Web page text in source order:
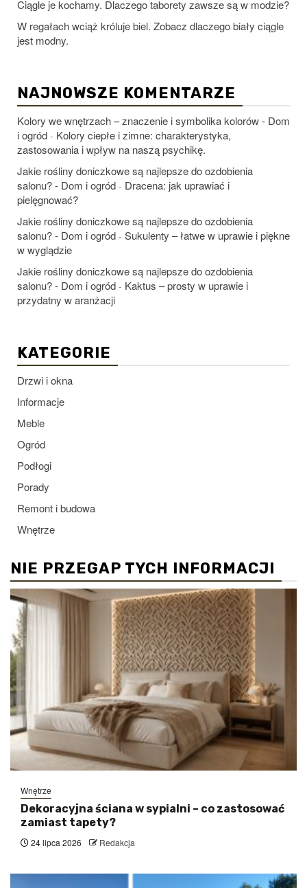
Ciągle je kochamy. Dlaczego taborety zawsze są w modzie?
W regałach wciąż króluje biel. Zobacz dlaczego biały ciągle
jest modny.
NAJNOWSZE KOMENTARZE
Kolory we wnętrzach – znaczenie i symbolika kolorów - Dom
i ogród - Kolory ciepłe i zimne: charakterystyka,
zastosowania i wpływ na naszą psychikę.
Jakie rośliny doniczkowe są najlepsze do ozdobienia
salonu? - Dom i ogród - Dracena: jak uprawiać i
pielęgnować?
Jakie rośliny doniczkowe są najlepsze do ozdobienia
salonu? - Dom i ogród - Sukulenty – łatwe w uprawie i piękne
w wyglądzie
Jakie rośliny doniczkowe są najlepsze do ozdobienia
salonu? - Dom i ogród - Kaktus – prosty w uprawie i
przydatny w aranżacji
KATEGORIE
Drzwi i okna
Informacje
Meble
Ogród
Podłogi
Porady
Remont i budowa
Wnętrze
NIE PRZEGAP TYCH INFORMACJI
Wnętrze
Dekoracyjna ściana w sypialni – co zastosować
zamiast tapety?
24 lipca 2026 Redakcja